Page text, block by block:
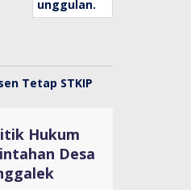
Hukum
Desa